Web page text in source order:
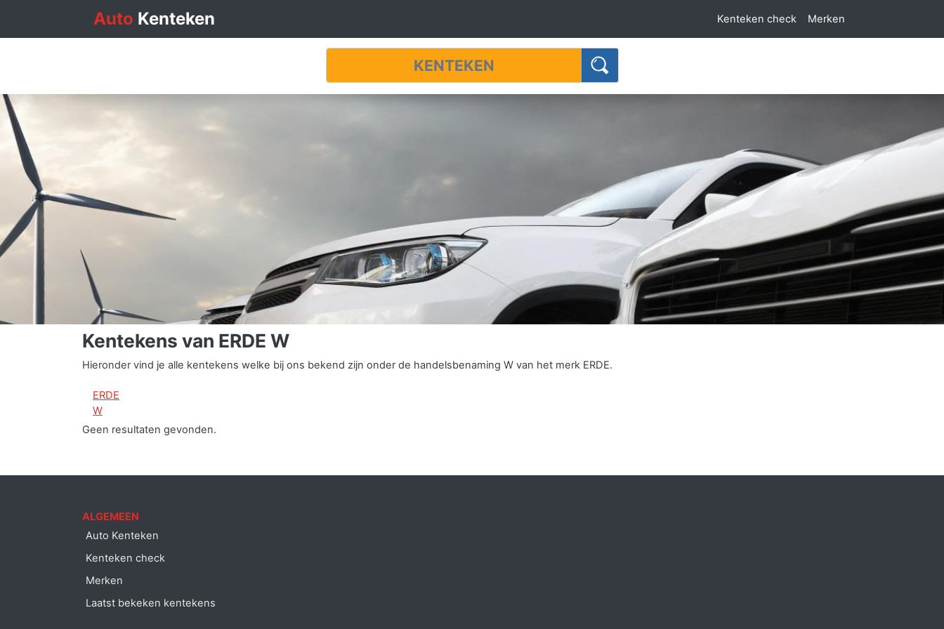
Auto Kenteken Kenteken check Merken
Kentekens van ERDE W
Hieronder vind je alle kentekens welke bij ons bekend zijn onder de handelsbenaming W van het merk ERDE.
ERDE
W
Geen resultaten gevonden.
ALGEMEEN
Auto Kenteken
Kenteken check
Merken
Laatst bekeken kentekens